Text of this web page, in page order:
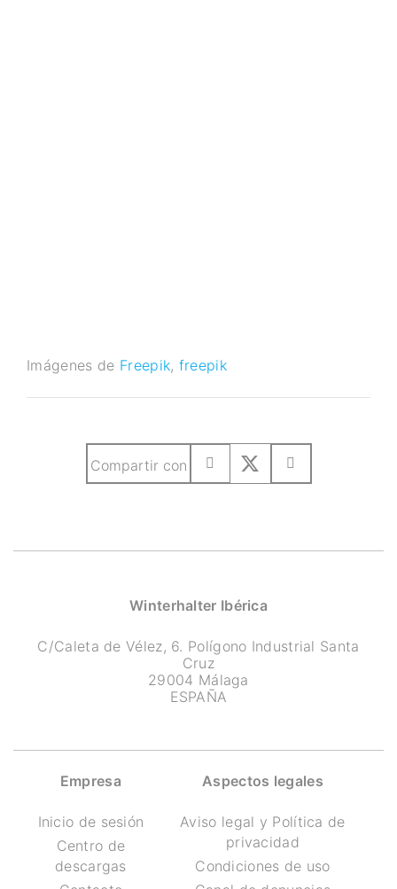
Imágenes de Freepik, freepik
Compartir con
Winterhalter Ibérica
C/Caleta de Vélez, 6. Polígono Industrial Santa
Cruz
29004 Málaga
ESPAÑA
Empresa
Inicio de sesión
Centro de
descargas
Aspectos legales
Aviso legal y Política de
privacidad
Condiciones de uso